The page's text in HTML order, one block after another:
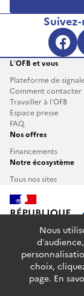
L’OFB et vous
Plateforme de
Comment contacter
Travailler à l’OFB
Espace presse
FAQ
Nos offres
Financements
Notre écosystème
Tous nos sites
Nous
choix,
page. En